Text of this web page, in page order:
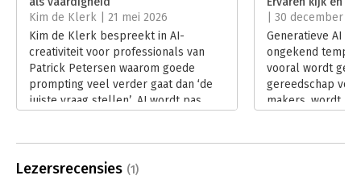
Hoofdrubriek: Marketing
Kim de Klerk | 21 mei 2026
Kim de Klerk bespreekt in AI-
creativiteit voor professionals van
Patrick Petersen waarom goede
prompting veel verder gaat dan ‘de
juiste vraag stellen’. AI wordt pas
Juist de praktische aanpak en directe
| 30 december
Generatieve AI
ongekend tempo.
vooral wordt
gereedschap
makers, wordt
Lezersrecensies (1)